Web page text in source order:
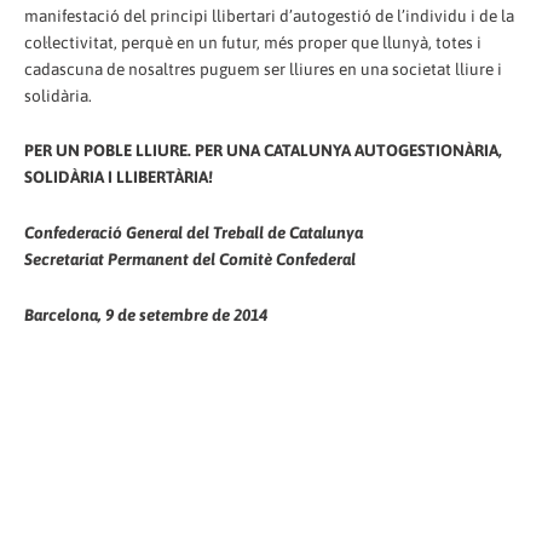
manifestació del principi llibertari d’autogestió de l’individu i de la
col·lectivitat, perquè en un futur, més proper que llunyà, totes i
cadascuna de nosaltres puguem ser lliures en una societat lliure i
solidària.
PER UN POBLE LLIURE. PER UNA CATALUNYA AUTOGESTIONÀRIA,
SOLIDÀRIA I LLIBERTÀRIA!
Confederació General del Treball de Catalunya
Secretariat Permanent del Comitè Confederal
Barcelona, 9 de setembre de 2014